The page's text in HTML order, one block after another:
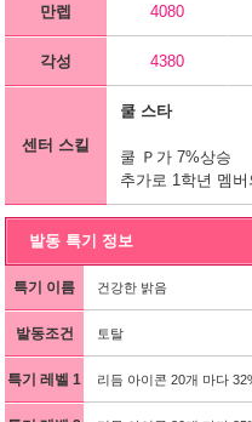
만렙 4080
각성 4380
센터 스킬
쿨 스타
쿨 Ｐ가 7%상승
추가로 1학년 멤
발동 특기 정보
특기 이름 건강한 밝음
발동조건 토탈
특기 레벨 1 리듬 아이콘 20개 마다